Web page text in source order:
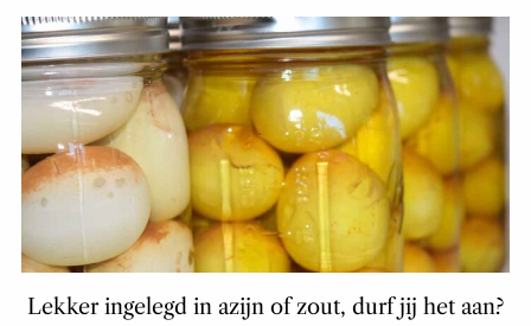
Lekker ingelegd in azijn of zout, durf jij het aan?